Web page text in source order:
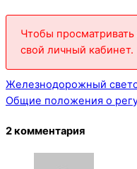
Чтобы
свой личный кабинет.
Железнодорожный
Общие положения о
2 комментария